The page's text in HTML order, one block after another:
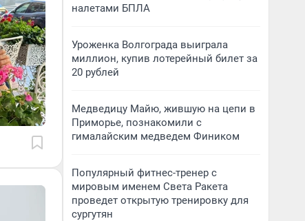
налетами БПЛА
Уроженка Волгограда выиграла
миллион, купив лотерейный билет за
20 рублей
Медведицу Майю, жившую на цепи в
Приморье, познакомили с
гималайским медведем Фиником
Популярный фитнес-тренер с
мировым именем Света Ракета
проведет открытую тренировку для
сургутян